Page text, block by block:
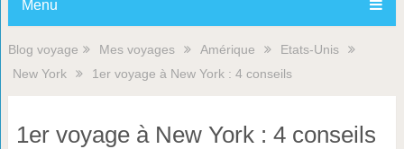
Menu
Blog voyage Mes voyages Amérique
Etats-Unis
New York
1er voyage à New York : 4 conseils
1er voyage à New York : 4 conseils